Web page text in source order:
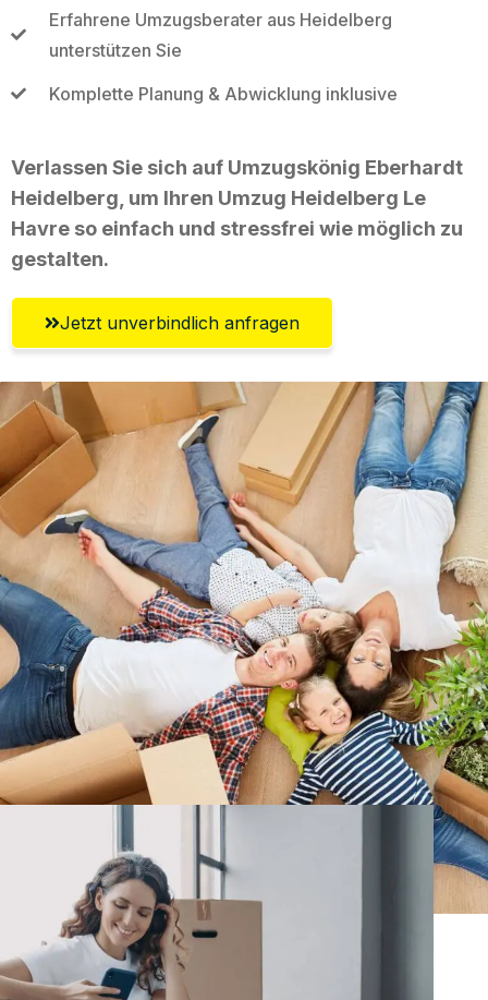
Erfahrene Umzugsberater aus Heidelberg
unterstützen Sie
Komplette Planung & Abwicklung inklusive
Verlassen Sie sich auf Umzugskönig Eberhardt
Heidelberg, um Ihren Umzug Heidelberg Le
Havre so einfach und stressfrei wie möglich zu
gestalten.
Jetzt unverbindlich anfragen